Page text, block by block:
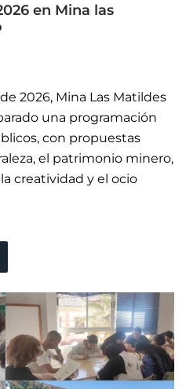
en Mina las
2026, Mina Las Matildes
una programación
con propuestas
el patrimonio minero,
creatividad y el ocio